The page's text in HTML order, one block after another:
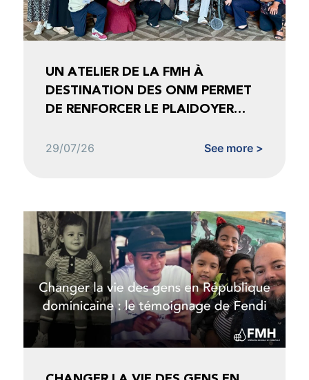
UN ATELIER DE LA FMH À
DESTINATION DES ONM PERMET
DE RENFORCER LE PLAIDOYER
29/07/26 See more >